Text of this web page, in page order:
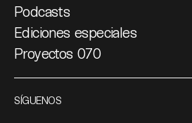
Podcasts
Ediciones especiales
Proyectos 070
SÍGUENOS